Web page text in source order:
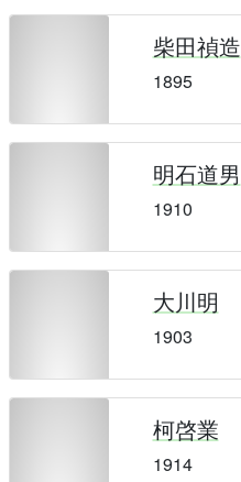
柴田禎造
1895
明石道男
1910
大川明
1903
柯啓業
1914